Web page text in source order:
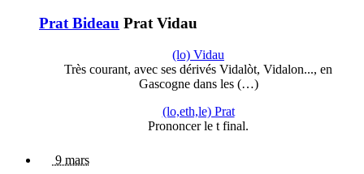
Prat Bideau Prat Vidau
(lo) Vidau
Très courant, avec ses dérivés Vidalòt, Vidalon..., en
Gascogne dans les (…)
(lo,eth,le) Prat
Prononcer le t final.
9 mars